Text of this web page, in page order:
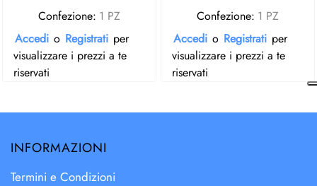
Confezione: 1 PZ
Accedi o Registrati per
visualizzare i prezzi a te
riservati
Confezione: 1 PZ
Accedi o Registrati per
visualizzare i prezzi a te
riservati
INFORMAZIONI
Termini e Condizioni